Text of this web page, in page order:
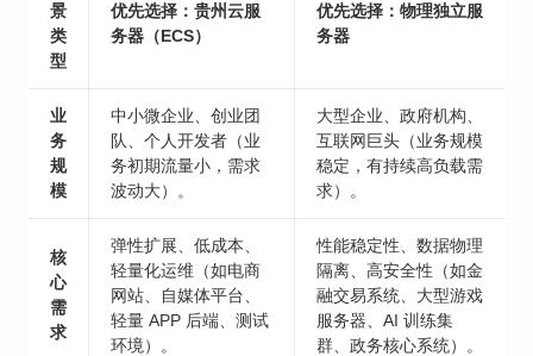
景
类
型
优先选择：贵州云服
务器（ECS）
优先选择：物理独立服
务器
业
务
规
模
中小微企业、创业团
队、个人开发者（业
务初期流量小，需求
波动大）。
大型企业、政府机构、
互联网巨头（业务规模
稳定，有持续高负载需
求）。
核
心
需
求
弹性扩展、低成本、
轻量化运维（如电商
网站、自媒体平台、
轻量 APP 后端、测试
环境）。
性能稳定性、数据物理
隔离、高安全性（如金
融交易系统、大型游戏
服务器、AI 训练集
群、政务核心系统）。